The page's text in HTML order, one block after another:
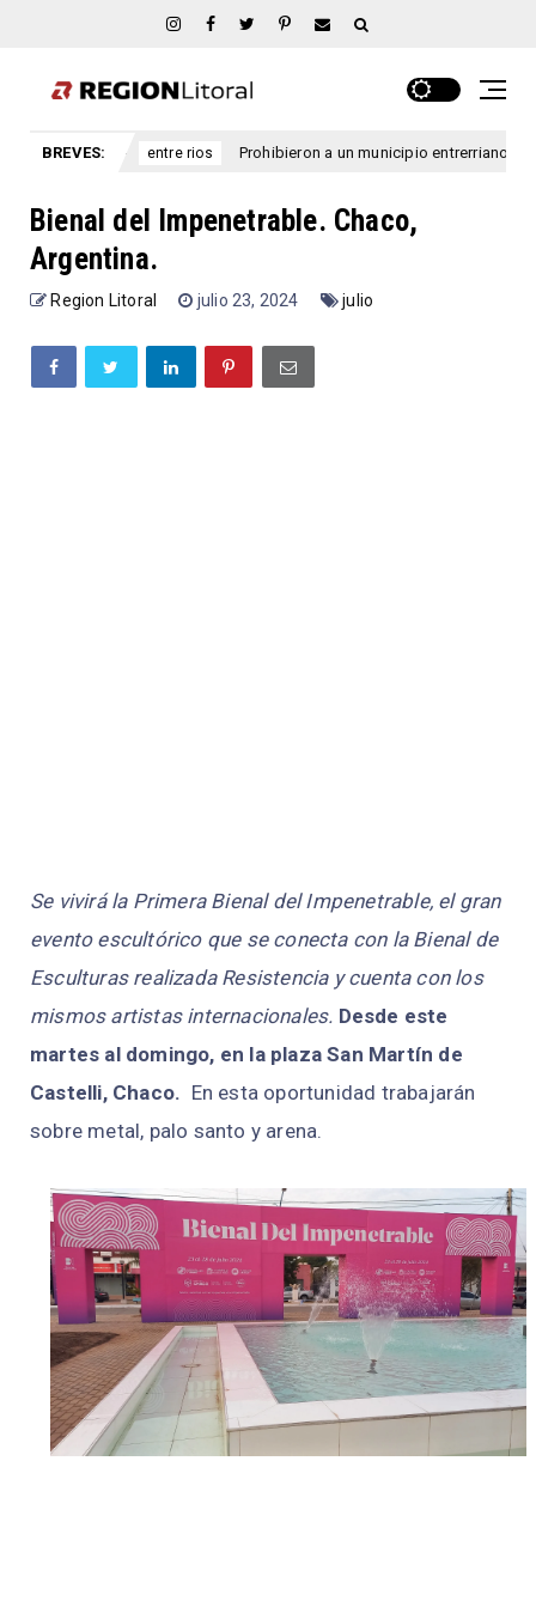
BREVES:
entre rios Prohibieron a un municipio entrerriano emitir nuevas
Bienal del Impenetrable. Chaco,
Argentina.
Region Litoral julio 23, 2024 julio
Se vivirá la Primera Bienal del Impenetrable, el gran
evento escultórico que se conecta con la Bienal de
Esculturas realizada Resistencia y cuenta con los
mismos artistas internacionales. Desde este
martes al domingo, en la plaza San Martín de
Castelli, Chaco. En esta oportunidad trabajarán
sobre metal, palo santo y arena.